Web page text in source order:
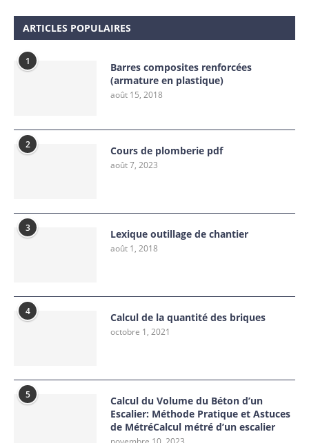
ARTICLES POPULAIRES
1
Barres composites renforcées
(armature en plastique)
août 15, 2018
2 Cours de plomberie pdf
août 7, 2023
3 Lexique outillage de chantier
août 1, 2018
4 Calcul de la quantité des briques
octobre 1, 2021
5
Calcul du Volume du Béton d’un
Escalier: Méthode Pratique et Astuces
de MétréCalcul métré d’un escalier